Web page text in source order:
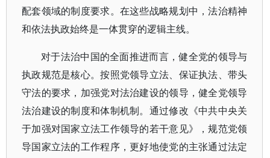
配套领域的制度要求。在这些战略规划中，法治精神
和依法执政始终是一体贯穿的逻辑主线。
对于法治中国的全面推进而言，健全党的领导与
执政规范是核心。按照党领导立法、保证执法、带头
守法的要求，加强党对法治建设的领导，健全党领导
法治建设的制度和体制机制。通过修改《中共中央关
于加强对国家立法工作领导的若干意见》，规范党领
导国家立法的工作程序，更好地使党的主张通过法定